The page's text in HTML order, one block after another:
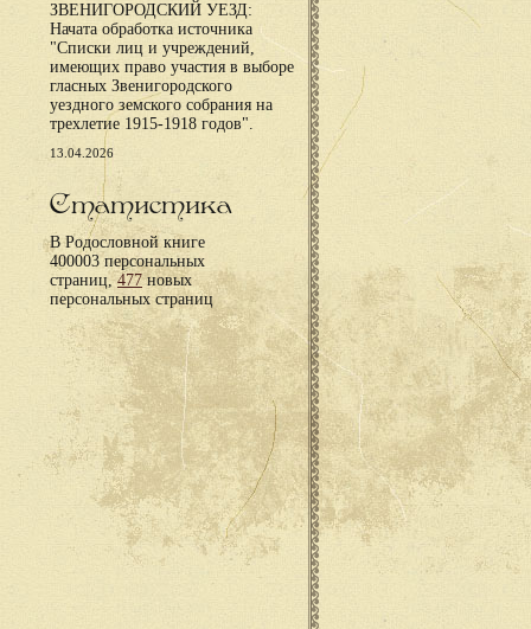
ЗВЕНИГОРОДСКИЙ УЕЗД:
Начата обработка источника
"Списки лиц и учреждений,
имеющих право участия в выборе
гласных Звенигородского
уездного земского собрания на
трехлетие 1915-1918 годов".
13.04.2026
Статистика
В Родословной книге
400003 персональных
страниц,477новых
персональных страниц